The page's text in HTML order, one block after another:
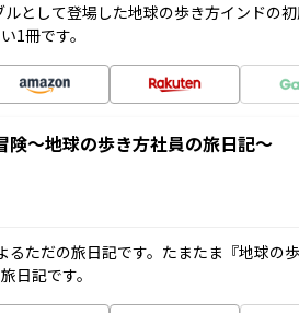
ルとして登場した地球の歩き方インドの
1冊です。
険～地球の歩き方社員の旅日記～
るただの旅日記です。たまたま『地球の
日記です。